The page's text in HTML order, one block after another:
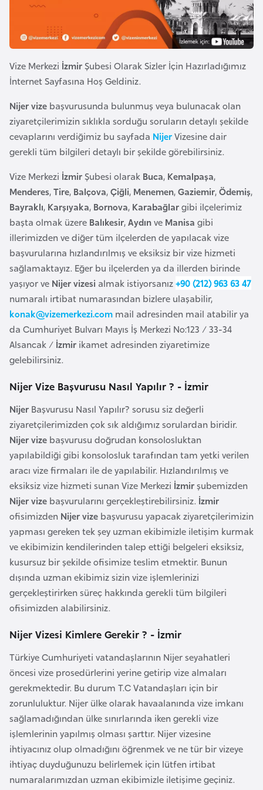
Vize Merkezi İzmirŞubesi Olarak Sizler İçin Hazırladığımız
İnternet Sayfasına Hoş Geldiniz.
Nijer vize başvurusunda bulunmuş veya bulunacak olan
ziyaretçilerimizin sıklıkla sorduğu soruların detaylı şekilde
cevaplarını verdiğimiz bu sayfada NijerVizesine dair
gerekli tüm bilgileri detaylı bir şekilde görebilirsiniz.
Vize Merkezi İzmirŞubesi olarak Buca, Kemalpaşa,
Menderes,Tire, Balçova,Çiğli, Menemen,Gaziemir,Ödemiş,
Bayraklı, Karşıyaka, Bornova, Karabağlargibi ilçelerimiz
başta olmak üzere Balıkesir,Aydınve Manisa gibi
illerimizden ve diğer tüm ilçelerden de yapılacak vize
başvurularına hızlandırılmış ve eksiksiz bir vize hizmeti
sağlamaktayız. Eğer bu ilçelerden ya da illerden birinde
yaşıyor ve Nijer vizesi almak istiyorsanız+90 (212) 963 63 47
numaralı irtibat numarasından bizlere ulaşabilir,
konak@vizemerkezi.com mail adresinden mail atabilir ya
da Cumhuriyet Bulvarı Mayıs İş Merkezi No:123 / 33-34
Alsancak / İzmir ikamet adresinden ziyaretimize
gelebilirsiniz.
Nijer Vize Başvurusu Nasıl Yapılır ? - İzmir
Nijer Başvurusu Nasıl Yapılır? sorusu siz değerli
ziyaretçilerimizden çok sık aldığımız sorulardan biridir.
Nijer vize başvurusu doğrudan konsolosluktan
yapılabildiği gibi konsolosluk tarafından tam yetki verilen
aracı vize firmaları ile de yapılabilir. Hızlandırılmış ve
eksiksiz vize hizmeti sunan Vize Merkezi İzmirşubemizden
Nijer vize başvurularını gerçekleştirebilirsiniz. İzmir
ofisimizden Nijer vize başvurusu yapacak ziyaretçilerimizin
yapması gereken tek şey uzman ekibimizle iletişim kurmak
ve ekibimizin kendilerinden talep ettiği belgeleri eksiksiz,
kusursuz bir şekilde ofisimize teslim etmektir. Bunun
dışında uzman ekibimiz sizin vize işlemlerinizi
gerçekleştirirken süreç hakkında gerekli tüm bilgileri
ofisimizden alabilirsiniz.
Nijer Vizesi Kimlere Gerekir ? - İzmir
Türkiye Cumhuriyeti vatandaşlarının Nijer seyahatleri
öncesi vize prosedürlerini yerine getirip vize almaları
gerekmektedir. Bu durum T.C Vatandaşları için bir
zorunluluktur. Nijer ülke olarak havaalanında vize imkanı
sağlamadığından ülke sınırlarında iken gerekli vize
işlemlerinin yapılmış olması şarttır. Nijer vizesine
ihtiyacınız olup olmadığını öğrenmek ve ne tür bir vizeye
ihtiyaç duyduğunuzu belirlemek için lütfen irtibat
numaralarımızdan uzman ekibimizle iletişime geçiniz.
n
n
g
l
a
e
ş
B
l
a
r
B
l
ç
i
k
a
B
e
n
i
n
B
o
s
a
H
e
r
s
e
k
B
u